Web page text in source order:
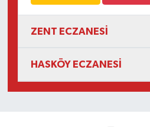
ZENT ECZANESİ
HASKÖY ECZANESİ